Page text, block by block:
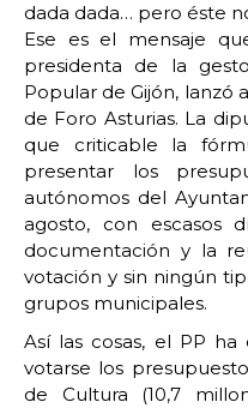
dada dada… pero éste
Ese es el mensaje
presidenta de la
Popular de Gijón, lanzó
de Foro Asturias. La
que criticable la
presentar los
autónomos del
agosto, con escasos
documentación y la
votación y sin ningún
grupos municipales.
Así las cosas, el PP
votarse los
de Cultura (10,7